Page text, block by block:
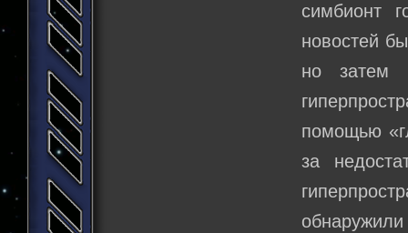
симбионт
новостей
но затем
помощью
за